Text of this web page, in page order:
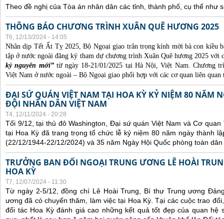
Theo đề nghị của Tòa án nhân dân các tỉnh, thành phố, cụ thể như
THÔNG BÁO CHƯƠNG TRÌNH XUÂN QUÊ HƯƠNG 2025
T6, 12/13/2024 - 14:05
Nhân dịp Tết Ất Tỵ 2025, Bộ Ngoại giao trân trọng kính mời bà con kiều
tập ở nước ngoài đăng ký tham dự chương trình Xuân Quê hương 2025 với
kỷ nguyên mới”từ ngày 18-21/01/2025 tại Hà Nội, Việt Nam. Chương
Việt Nam ở nước ngoài – Bộ Ngoại giao phối hợp với các cơ quan liên quan
ĐẠI SỨ QUÁN VIỆT NAM TẠI HOA KỲ KỶ NIỆM 80 NĂM
ĐỘI NHÂN DÂN VIỆT NAM
T4, 12/11/2024 - 20:28
Tối 9/12, tại thủ đô Washington, Đại sứ quán Việt Nam và Cơ quan
tại Hoa Kỳ đã trang trọng tổ chức lễ kỷ niệm 80 năm ngày thành
(22/12/1944-22/12/2024) và 35 năm Ngày Hội Quốc phòng toàn
TRƯỞNG BAN ĐỐI NGOẠI TRUNG ƯƠNG LÊ HOÀI
HOA KỲ
T7, 12/07/2024 - 11:30
Từ ngày 2-5/12, đồng chí Lê Hoài Trung, Bí thư Trung ương
ương đã có chuyến thăm, làm việc tại Hoa Kỳ. Tại các cuộc trao
đối tác Hoa Kỳ đánh giá cao những kết quả tốt đẹp của quan hệ